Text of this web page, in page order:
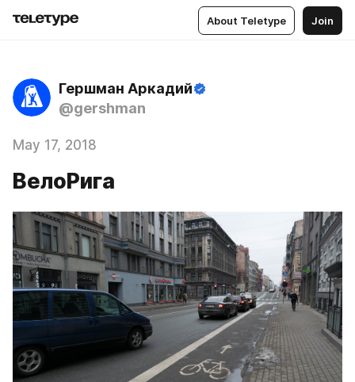
About Teletype Join
Гершман Аркадий
@gershman
May 17, 2018
ВелоРига